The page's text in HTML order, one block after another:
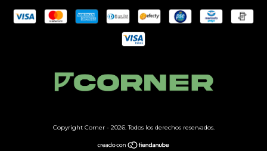
Copyright Corner - 2026. Todos los derechos reservados.